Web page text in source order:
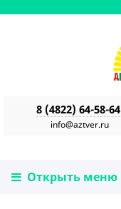
8 (4822) 64-58-64
info@aztver.ru
Открыть меню